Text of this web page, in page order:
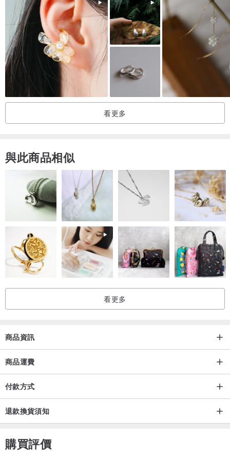
看更多
與此商品相似
看更多
商品資訊
商品運費
付款方式
退款換貨須知
購買評價